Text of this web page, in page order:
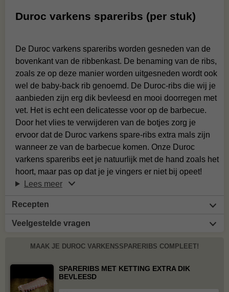
Duroc varkens spareribs (per stuk)
De Duroc varkens spareribs worden gesneden van de
bovenkant van de ribbenkast. De benaming van de ribs,
zoals ze op deze manier worden uitgesneden wordt ook
wel de baby-back rib genoemd. De Duroc-ribs die wij je
aanbieden zijn erg dik bevleesd en mooi doorregen met
vet. Het is echt een delicatesse voor op de barbecue.
Door het vlies te verwijderen van de botjes zorg je
ervoor dat de Duroc varkens spare-ribs extra mals zijn
wanneer ze van de barbecue komen. Onze Duroc
varkens spareribs eet je natuurlijk met de hand zoals het
hoort, maar pas op dat je je vingers er niet bij opeet!
Lees meer
Recepten
Veelgestelde vragen
MAAK JE DUROC VARKENSSPARERIBS COMPLEET!
SPARERIBS MET KETTING EXTRA DIK
BEVLEESD